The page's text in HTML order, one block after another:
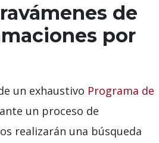
de
por
un exhaustivo Programa de
un proceso de
realizarán una búsqueda